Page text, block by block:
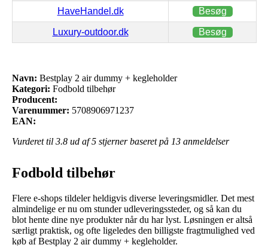
HaveHandel.dk Besøg
Luxury-outdoor.dk Besøg
Navn: Bestplay 2 air dummy + kegleholder
Kategori: Fodbold tilbehør
Producent:
Varenummer: 5708906971237
EAN:
Vurderet til 3.8 ud af 5 stjerner baseret på 13 anmeldelser
Fodbold tilbehør
Flere e-shops tildeler heldigvis diverse leveringsmidler. Det mest
almindelige er nu om stunder udleveringssteder, og så kan du
blot hente dine nye produkter når du har lyst. Løsningen er altså
særligt praktisk, og ofte ligeledes den billigste fragtmulighed ved
køb af Bestplay 2 air dummy + kegleholder.